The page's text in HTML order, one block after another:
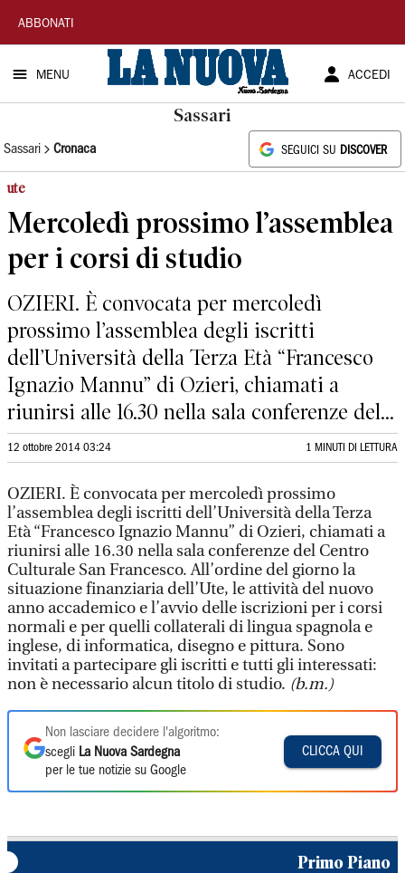
La
Nuova
Sardegna
ABBONATI
MENU ACCEDI
Sassari
Sassari Cronaca SEGUICI SU DISCOVER
ute
Mercoledì prossimo l’assemblea
per i corsi di studio
OZIERI. È convocata per mercoledì
prossimo l’assemblea degli iscritti
dell’Università della Terza Età “Francesco
Ignazio Mannu” di Ozieri, chiamati a
riunirsi alle 16.30 nella sala conferenze del...
12 ottobre 2014 03:24 1 MINUTI DI LETTURA
OZIERI. È convocata per mercoledì prossimo
l’assemblea degli iscritti dell’Università della Terza
Età “Francesco Ignazio Mannu” di Ozieri, chiamati a
riunirsi alle 16.30 nella sala conferenze del Centro
Culturale San Francesco. All’ordine del giorno la
situazione finanziaria dell’Ute, le attività del nuovo
anno accademico e l’avvio delle iscrizioni per i corsi
normali e per quelli collaterali di lingua spagnola e
inglese, di informatica, disegno e pittura. Sono
invitati a partecipare gli iscritti e tutti gli interessati:
non è necessario alcun titolo di studio. (b.m.)
Non lasciare decidere l'algoritmo:
scegli La Nuova Sardegna
per le tue notizie su Google
CLICCA QUI
Primo Piano